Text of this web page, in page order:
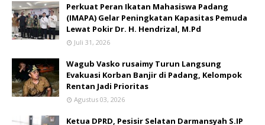
Perkuat Peran Ikatan Mahasiswa Padang
(IMAPA) Gelar Peningkatan Kapasitas Pemuda
Lewat Pokir Dr. H. Hendrizal, M.Pd
Juli 31, 2026
Wagub Vasko rusaimy Turun Langsung
Evakuasi Korban Banjir di Padang, Kelompok
Rentan Jadi Prioritas
Agustus 03, 2026
Ketua DPRD, Pesisir Selatan Darmansyah S.IP